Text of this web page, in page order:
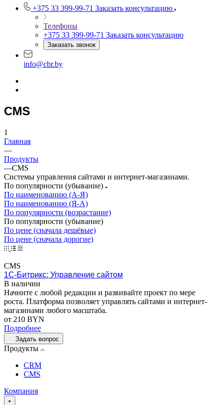
+375 33 399-99-71 Заказать консультацию
Телефоны
+375 33 399-99-71 Заказать консультацию
Заказать звонок
info@cbr.by
CMS
1
Главная
—
Продукты
—CMS
Системы управления сайтами и интернет-магазинами.
По популярности (убывание)
По наименованию (А-Я)
По наименованию (Я-А)
По популярности (возрастание)
По популярности (убывание)
По цене (сначала дешёвые)
По цене (сначала дорогие)
CMS
1С-Битрикс: Управление сайтом
В наличии
Начните с любой редакции и развивайте проект по мере
роста. Платформа позволяет управлять сайтами и интернет-
магазинами любого масштаба.
от 210 BYN
Подробнее
Задать вопрос
Продукты
CRM
CMS
Компания